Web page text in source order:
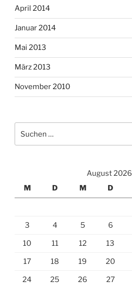
April 2014
Januar 2014
Mai 2013
März 2013
November 2010
nach:
August 2026
M
D M D
3 4 5 6
10 11 12 13
17 18 19 20
24 25 26 27